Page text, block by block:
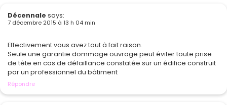
Décennale says:
7 décembre 2015 à 13 h 04 min
Effectivement vous avez tout à fait raison.
Seule une garantie dommage ouvrage peut éviter toute prise
de tête en cas de défaillance constatée sur un édifice construit
par un professionnel du bâtiment
Répondre